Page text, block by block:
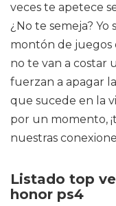
veces te apetece
¿No te semeja?
montón de juegos
no te van a costar
fuerzan a apagar
que sucede en la
por un momento,
nuestras
Listado top
honor ps4